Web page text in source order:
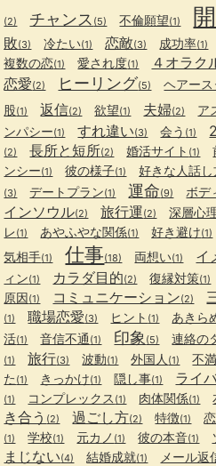
(2) チャンス (5) 不倫願望(1)
敗(3) 冷たい(1) 恋敵(3) 成功率(1)
複数の恋(1) 愛され度(1) ４オラク
恋愛(2) ヒーリング(5) ヘアー
股(1) 返信(2) 欲望(1) 夫婦(2) ア
ンパシー(1) すれ違い(3) 会う (1)
(2) 長所と短所(2) 婚活サイト (1)
ンシー(1) 彼の様子(1) 好きな人話し
(3) デートプラン(1) 運命(9) ボデ
インソウル(2) 旅行運(2) 深層心
レ(1) あやふやな関係(1) 好き避け(1)
気相手(1) 仕事(18) 両想い(1) イ
ィン(1) カラダ目的(2) 復縁対策(1)
原因(1) コミュニケーション(2)
(1) 職場恋愛(3) ヒント (1) あきら
活(1) 音信不通 (1) 印象 (5) 連絡の
(1) 旅行(3) 波動(1) 外国人 (1) 不満
た (1) きっかけ(1) 隠し事(1) ライ
(1) コンプレックス (1) 肉体関係(1)
き合う (2) 過ごし方(2) 特徴(1)
(1) 学校(1) 元カノ (1) 彼の本音(1)
まじない(4) 結婚成就(1) メール返